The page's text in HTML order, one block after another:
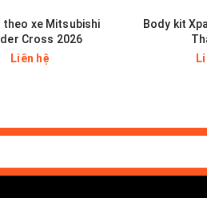
xe.
phong cách hiện đại quý tộc,
theo xe Mitsubishi
Cross 2026
Liên hệ
Body kit